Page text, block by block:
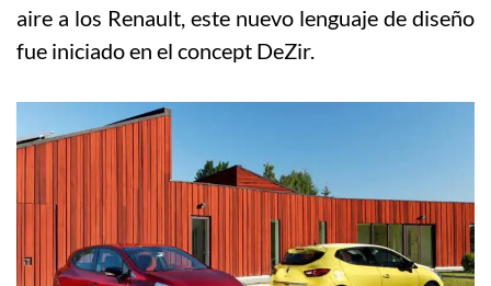
aire a los Renault, este nuevo lenguaje de diseño
fue iniciado en el concept DeZir.